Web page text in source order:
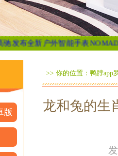
外智能手表NOMAD... 161期甜瓜
版
>> 你的位置： 鸭脖app
龙和兔的生